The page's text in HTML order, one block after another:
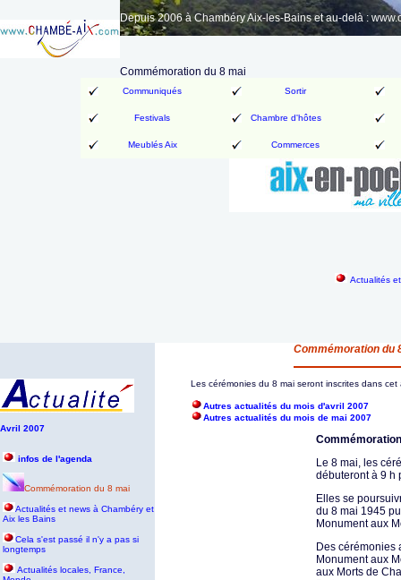
Depuis 2006 à Chambéry Aix-les-Bains et au-delà :
Commémoration du 8 mai
Communiqués Sortir
Festivals Chambre d'hôtes
Meublés Aix Commerces
Actualités
Commémoration du
Avril 2007
Les cérémonies du 8 mai seront inscrites dans
Autres actualités du mois d'avril 2007
Autres actualités du mois de mai 2007
infos de l'agenda
Commémoration du 8 mai
Actualités et news à Chambéry et
Aix les Bains
Cela s'est passé il n'y a pas si
longtemps
Actualités locales, France,
Le 8 mai, les
débuteront à 9 h
Elles se
du 8 mai 1945
Monument aux
Des cérémonies
Monument aux
aux Morts de